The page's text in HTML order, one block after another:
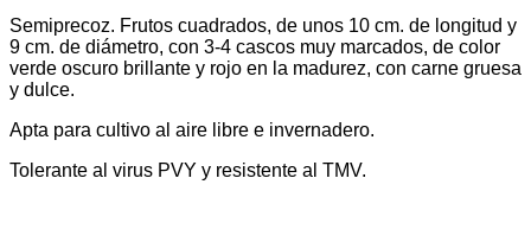
Semiprecoz. Frutos cuadrados, de unos 10 cm. de longitud y
9 cm. de diámetro, con 3-4 cascos muy marcados, de color
verde oscuro brillante y rojo en la madurez, con carne gruesa
y dulce.
Apta para cultivo al aire libre e invernadero.
Tolerante al virus PVY y resistente al TMV.